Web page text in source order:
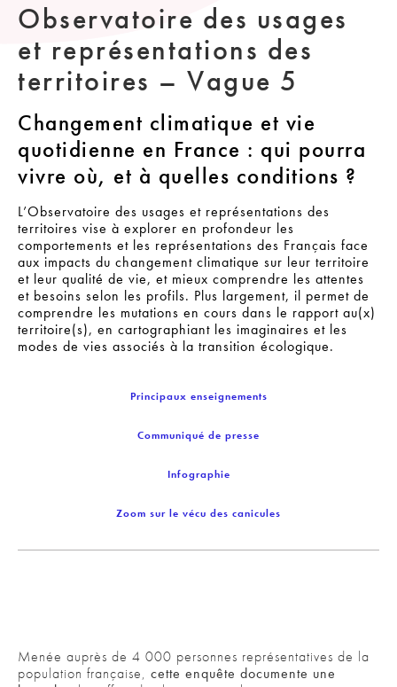
Observatoire des usages
et représentations des
territoires – Vague 5
Changement climatique et vie
quotidienne en France : qui pourra
vivre où, et à quelles conditions ?
L’Observatoire des usages et représentations des
territoires vise à explorer en profondeur les
comportements et les représentations des Français face
aux impacts du changement climatique sur leur territoire
et leur qualité de vie, et mieux comprendre les attentes
et besoins selon les profils. Plus largement, il permet de
comprendre les mutations en cours dans le rapport au(x)
territoire(s), en cartographiant les imaginaires et les
modes de vies associés à la transition écologique.
Principaux enseignements
Communiqué de presse
Infographie
Zoom sur le vécu des canicules
Menée auprès de 4 000 personnes représentatives de la
population française, cette enquête documente une